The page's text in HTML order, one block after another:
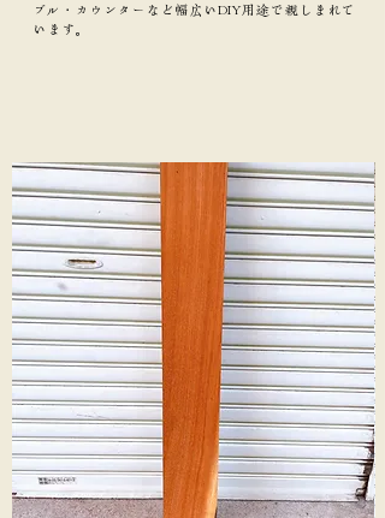
ブル・カウンターなど幅広いDIY用途で親しまれて
います。